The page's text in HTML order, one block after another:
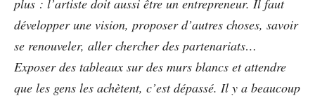
développer une vision, proposer d’autres choses, savoir
se renouveler, aller chercher des partenariats…
Exposer des tableaux sur des murs blancs et attendre
que les gens les achètent, c’est dépassé. Il y a beaucoup